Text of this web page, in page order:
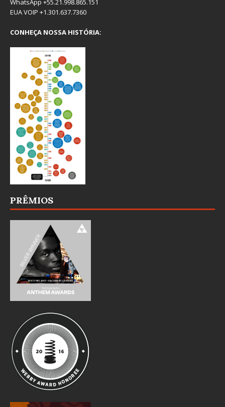
WhatsApp +55.21.998.865.151
EUA VOIP +1.301.637.7360
CONHEÇA NOSSA HISTÓRIA:
PRÊMIOS